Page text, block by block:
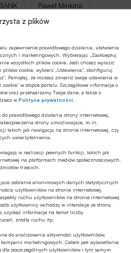
z plików
zapewnienie prawidłowego działania, ułatwienia
i marketingowych. Wybierając „Zaakceptuj
wszystkich plików cookie. Jeśli chcesz wyrazić
cookie, wybierz „Ustawienia”, skonfiguruj
Pamiętaj, że możesz zmienić swoje ustawienia w
w stopce portalu. Szczegółowe informacje o
oraz przetwarzamy Twoje dane, a także o
wPolityce prywatności
prawidłowego działania strony internetowej,
strony umożliwiające, m.in.
takich jak nawigacja na stronie internetowej, czy
uwierzytelnienia.
w realizacji pewnych funkcji, takich jak
na platformach mediów społecznościowych,
trzecich.
zebranie anonimowych danych statystycznych
użytkowników na stronie internetowej.
ruchu użytkowników na stronie internetowej
użytkownicy wchodzą w interakcje ze stroną
uzyskać informacje na temat liczby
źródła ruchu itp.
do analizowania aktywności użytkowników,
marketingowych. Celem jest wyświetlanie
dla poszczególnych użytkowników i tym samym
Paweł Minkina
bezpośrednio finansować
zbrojeniowy